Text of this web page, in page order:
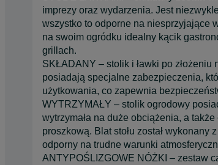
imprezy oraz wydarzenia. Jest
wszystko to odporne na niesprzyjające
na swoim ogródku idealny kącik
grillach.
SKŁADANY – stolik i ławki po
posiadają specjalne zabezpieczenia,
użytkowania, co zapewnia
WYTRZYMAŁY – stolik ogrodowy
wytrzymała na duże obciążenia, a
proszkową. Blat stołu został
odporny na trudne warunki
ANTYPOŚLIZGOWE NÓŻKI – zestaw